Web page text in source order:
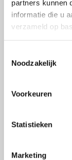
partners kunnen
informatie die u
verzameld op
Noodzakelijk
Voorkeuren
Statistieken
Marketing
Bandz Apple